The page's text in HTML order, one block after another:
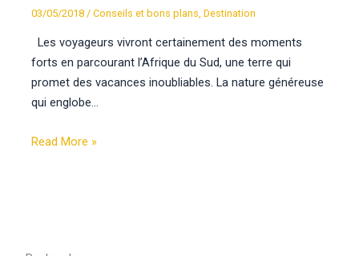
03/05/2018 /Conseils et bons plans ,Destination
Les voyageurs vivront certainement des moments
forts en parcourant l’Afrique du Sud, une terre qui
promet des vacances inoubliables. La nature généreuse
qui englobe…
Read More »